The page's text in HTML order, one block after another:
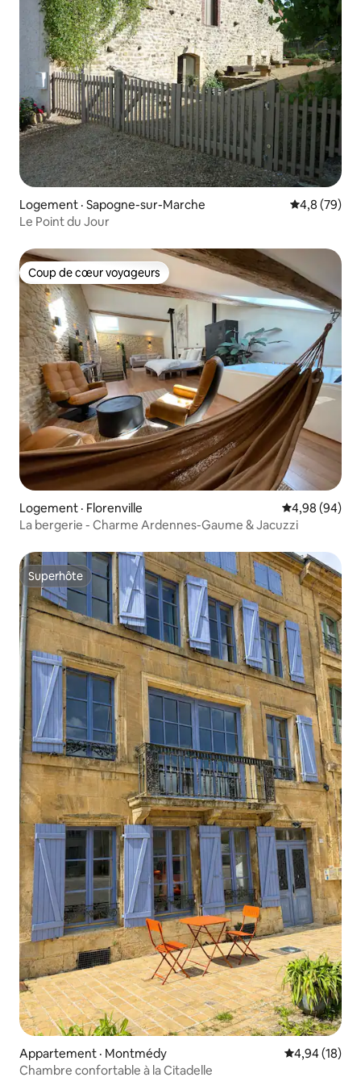
Logement · Sapogne-sur-Marche Note
4,8 (79)
Le Point du Jour
Coup de cœur voyageurs
Coup de cœur voyageurs
Logement · Florenville Note
4,98 (94)
La bergerie - Charme Ardennes-Gaume & Jacuzzi
Superhôte
Superhôte
Appartement · Montmédy Note
4,94 (18)
Chambre confortable à la Citadelle